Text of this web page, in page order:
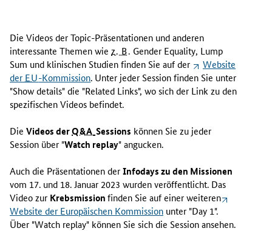
Die Videos derTopic-Präsentationen und anderen
interessante Themen wie z. B. Gender Equality, Lump
Sum und klinischen Studien finden Sie auf der
Website
der EU-Kommission. Unter jederSessionfinden Sie unter
"Show details" die "Related Links", wo sich der Link zu den
spezifischen Videos befindet.
Die Videos derQ&A Sessions können Sie zu jeder
Session über "Watch replay" angucken.
Auch die Präsentationen derInfodayszu den Missionen
vom 17. und 18. Januar 2023 wurden veröffentlicht. Das
Video zur Krebsmissionfinden Sie auf einer weiteren
Website der Europäischen Kommission unter "Day 1".
Über "Watch replay" können Sie sich die Sessionansehen.